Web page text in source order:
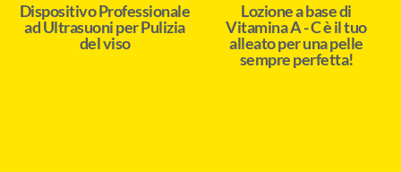
Dispositivo Professionale
ad Ultrasuoni per Pulizia
del viso
Lozione a base di
Vitamina A - C è il tuo
alleato per una pelle
sempre perfetta!